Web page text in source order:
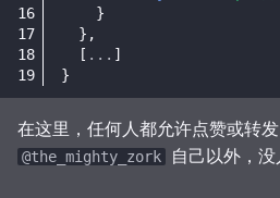
}
},
[ ... ]
}
在这里，任何人都允许点赞或转
@the_mighty_zork 自己以外，没